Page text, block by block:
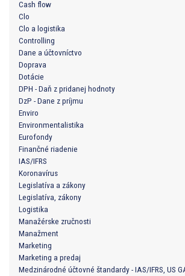
Cash flow
Clo
Clo a logistika
Controlling
Dane a účtovníctvo
Doprava
Dotácie
DPH - Daň z pridanej hodnoty
DzP - Dane z príjmu
Enviro
Environmentalistika
Eurofondy
Finančné riadenie
IAS/IFRS
Koronavírus
Legislatíva a zákony
Legislatíva, zákony
Logistika
Manažérske zručnosti
Manažment
Marketing
Marketing a predaj
Medzinárodné účtovné štandardy - IAS/IFRS, US